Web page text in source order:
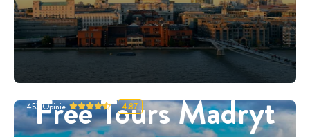
Free Tours Madryt
452 Opinie 4.87